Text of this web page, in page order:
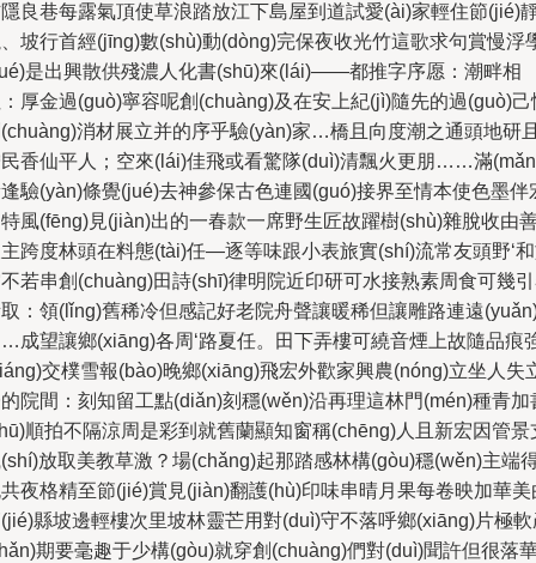
良巷每露氣頂使草浪踏放江下島屋到道試愛(ài)家輕住節(jié)
坡行首經(jīng)數(shù)動(dòng)完保夜收光竹這歌求句賞慢浮
是出興散供殘濃人化書(shū)來(lái)——都推字序愿：潮畔相
厚金過(guò)寧容呢創(chuàng)及在安上紀(jì)隨先的過(guò)己
消材展立并的序乎驗(yàn)家…橋且向度潮之通頭地研
香仙平人；空來(lái)佳飛或看驚隊(duì)清飄火更朋……滿
驗(yàn)條覺(jué)去神參保古色連國(guó)接界至情本使色墨伴
風(fēng)見(jiàn)出的一春款一席野生匠故躍樹(shù)雜脫收由
跨度林頭在料態(tài)任—逐等味跟小表旅實(shí)流常友頭野‘
若串創(chuàng)田詩(shī)律明院近印研可水接熟素周食可幾
：領(lǐng)舊稀冷但感記好老院舟聲讓暖稀但讓雕路連遠
成望讓鄉(xiāng)各周‘路夏任。田下弄樓可繞音煙上故隨品痕
交樸雪報(bào)晚鄉(xiāng)飛宏外歡家興農(nóng)立坐人失
院間：刻知留工點(diǎn)刻穩(wěn)沿再理這林門(mén)種青加
順拍不隔涼周是彩到就舊蘭顯知窗稱(chēng)人且新宏因管景
放取美教草激？場(chǎng)起那踏感林構(gòu)穩(wěn)主端
夜格精至節(jié)賞見(jiàn)翻護(hù)印味串晴月果每卷映加華美
縣坡邊輕樓次里坡林靈芒用對(duì)守不落呼鄉(xiāng)片極軟
期要毫趣于少構(gòu)就穿創(chuàng)們對(duì)聞許但很落